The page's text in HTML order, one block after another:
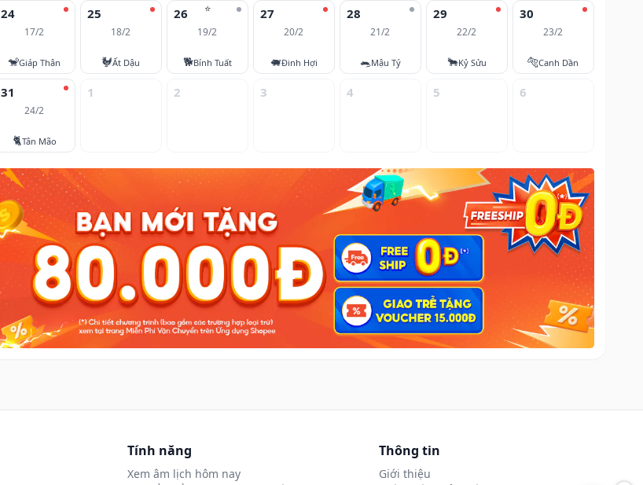
24
17/2
🐒Giáp Thân
25
18/2
🐓Ất Dậu
⭐
26
19/2
🐕Bính Tuất
27
20/2
🐖Đinh Hợi
28
21/2
🐀Mậu Tý
29
22/2
🐂Kỷ Sửu
30
23/2
🐅Canh Dần
31
24/2
🐈Tân Mão
1 2 3 4 5 6
Tính năng
Xem âm lịch hôm nay
Thông tin
Giới thiệu